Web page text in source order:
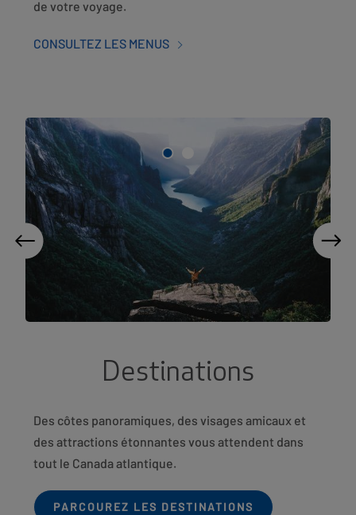
de votre voyage.
CONSULTEZ LES MENUS
Destinations
Des côtes panoramiques, des visages amicaux et
des attractions étonnantes vous attendent dans
tout le Canada atlantique.
PARCOUREZ LES DESTINATIONS